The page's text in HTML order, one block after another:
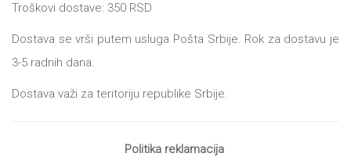
Troškovi dostave: 350 RSD
Dostava se vrši putem usluga Pošta Srbije. Rok za dostavu je
3-5 radnih dana.
Dostava važi za teritoriju republike Srbije.
Politika reklamacija